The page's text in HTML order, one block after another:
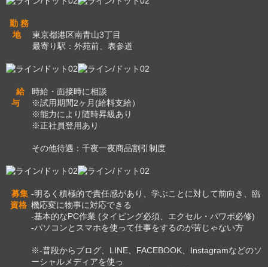
勤 務
地
東京都港区南青山3丁目
最寄り駅：外苑前、表参道
給
与
時給・面接時に相談
※試用期間2ヶ月(給料支給）
※能力により随時昇級あり
※正社員登用あり
その他待遇：千夜一夜商品割引制度
募集
資格
-明るく積極的で責任感があり、学ぶことに対して前向き、臨
機応変に物事に対応できる
-基本的なPC作業 (タイピング必須、エクセル・パワポ必修)
-パソコンとスマホを使って仕事をするのが苦じゃない方
※-普段からブログ、LINE、FACEBOOK、Instagramなどのソ
ーシャルメディアを使っ